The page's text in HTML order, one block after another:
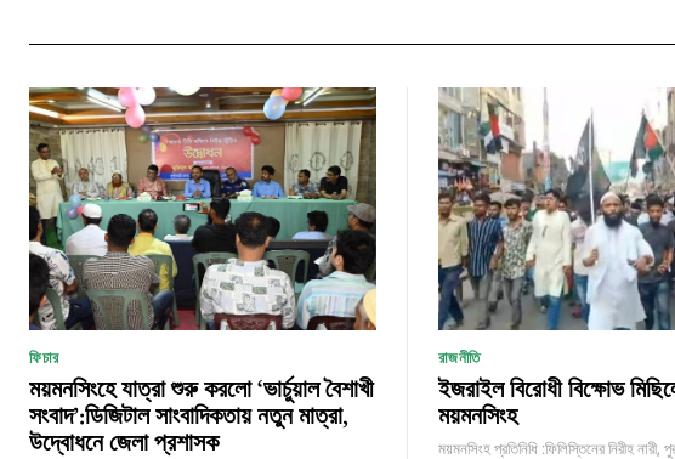
ফিচার
ময়মনসিংহে যাত্রা শুরু করলো ‘ভার্চুয়াল বৈশাখী
সংবাদ’:ডিজিটাল সাংবাদিকতায় নতুন মাত্রা,
উদ্বোধনে জেলা প্রশাসক
রাজনীতি
ইজরাইল বিরোধী বিক্ষোভ
ময়মনসিংহ
ময়মনসিংহ প্রতিনিধি :ফিলিস্তিনের নিরীহ নারী,